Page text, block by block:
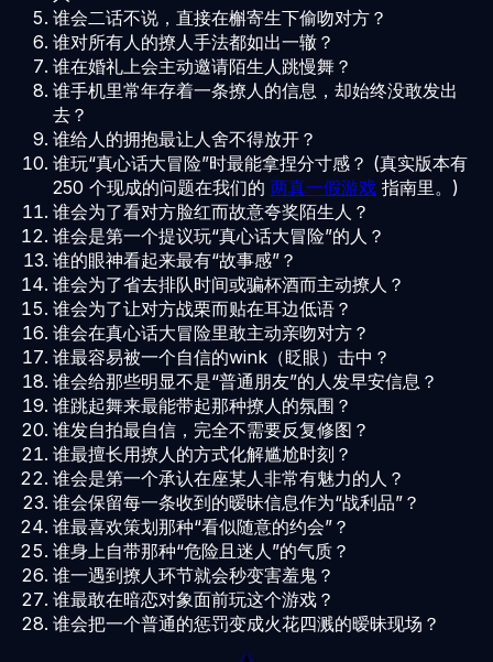
谁会二话不说，直接在槲寄生下偷吻对方？
谁对所有人的撩人手法都如出一辙？
谁在婚礼上会主动邀请陌生人跳慢舞？
谁手机里常年存着一条撩人的信息，却始终没敢发出
去？
谁给人的拥抱最让人舍不得放开？
谁玩“真心话大冒险”时最能拿捏分寸感？ (真实版本有
250 个现成的问题在我们的 两真一假游戏 指南里。)
谁会为了看对方脸红而故意夸奖陌生人？
谁会是第一个提议玩“真心话大冒险”的人？
谁的眼神看起来最有“故事感”？
谁会为了省去排队时间或骗杯酒而主动撩人？
谁会为了让对方战栗而贴在耳边低语？
谁会在真心话大冒险里敢主动亲吻对方？
谁最容易被一个自信的wink（眨眼）击中？
谁会给那些明显不是“普通朋友”的人发早安信息？
谁跳起舞来最能带起那种撩人的氛围？
谁发自拍最自信，完全不需要反复修图？
谁最擅长用撩人的方式化解尴尬时刻？
谁会是第一个承认在座某人非常有魅力的人？
谁会保留每一条收到的暧昧信息作为“战利品”？
谁最喜欢策划那种“看似随意的约会”？
谁身上自带那种“危险且迷人”的气质？
谁一遇到撩人环节就会秒变害羞鬼？
谁最敢在暗恋对象面前玩这个游戏？
谁会把一个普通的惩罚变成火花四溅的暧昧现场？